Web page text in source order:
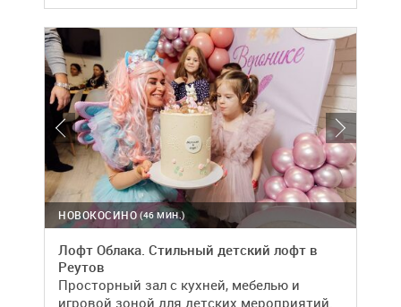
(46 МИН.)
НОВОКОСИНО
Лофт Облака. Стильный детский лофт в
Реутов
Просторный зал с кухней, мебелью и
игровой зоной для детских мероприятий.